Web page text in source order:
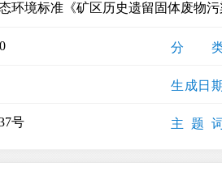
环境标准《矿区历史遗留固体废物
分
生成日期
号 主 题 词